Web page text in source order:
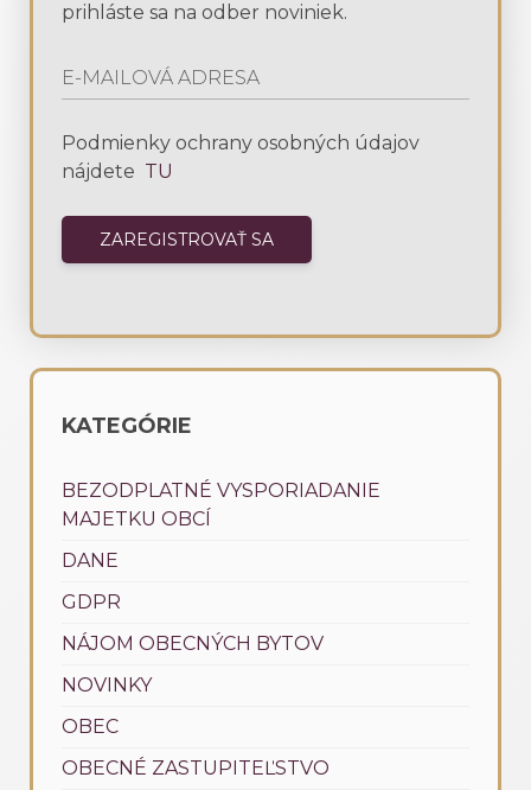
prihláste sa na odber noviniek.
Podmienky ochrany osobných údajov
nájdete TU
KATEGÓRIE
BEZODPLATNÉ VYSPORIADANIE
MAJETKU OBCÍ
DANE
GDPR
NÁJOM OBECNÝCH BYTOV
NOVINKY
OBEC
OBECNÉ ZASTUPITEĽSTVO